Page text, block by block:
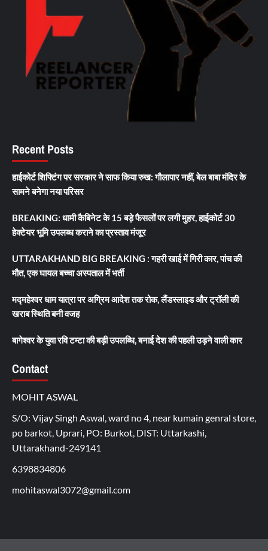
Recent Posts
हाईकोर्ट शिफ्टिंग पर सरकार ने साफ किया रुख: गौलापार नहीं, बेल बाबा मंदिर के
सामने बनेगा नया परिसर
BREAKING: धामी कैबिनेट के 15 बड़े फैसलों पर लगी मुहर, हाईकोर्ट 30
हेक्टेयर भूमि उपलब्ध कराने का प्रस्ताव मंजूर
UTTARAKHAND BIG BREAKING : गहरी खाई में गिरी कार, पांच की
मौत, एक घायल बच्चा अस्पताल में भर्ती
मद्महेश्वर धाम यात्रा पर अग्रिम आदेश तक रोक, लैंडस्लाइड और ट्रॉली की
खराब स्थिति बनी वजह
बागेश्वर के युवा रवि टम्टा की बड़ी उपलब्धि, बनाई देश की पहली उड़ने वाली कार
Contact
MOHIT ASWAL
S/O: Vijay Singh Aswal, ward no 4, near kumain genral store,
po barkot, Uprari, PO: Burkot, DIST: Uttarkashi,
Uttarakhand-249141
6398834806
mohitaswal3072@gmail.com